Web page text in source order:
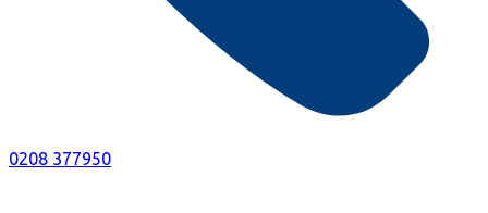
0208 377950